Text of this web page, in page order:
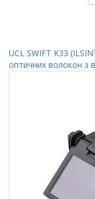
UCL SWIFT K33
оптичних волокон з